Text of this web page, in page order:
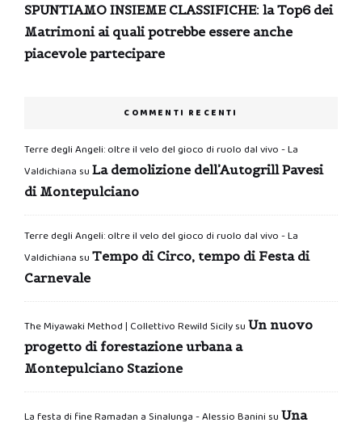
SPUNTIAMO INSIEME CLASSIFICHE: la Top6 dei
Matrimoni ai quali potrebbe essere anche
piacevole partecipare
COMMENTI RECENTI
Terre degli Angeli: oltre il velo del gioco di ruolo dal vivo - La
Valdichiana su La demolizione dell’Autogrill Pavesi
di Montepulciano
Terre degli Angeli: oltre il velo del gioco di ruolo dal vivo - La
Valdichiana su Tempo di Circo, tempo di Festa di
Carnevale
The Miyawaki Method | Collettivo Rewild Sicilysu Un nuovo
progetto di forestazione urbana a
Montepulciano Stazione
La festa di fine Ramadan a Sinalunga - Alessio Banini su Una